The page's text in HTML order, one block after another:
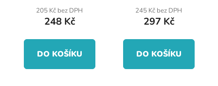
205 Kč bez DPH
248 Kč
DO KOŠÍKU
245 Kč bez DPH
297 Kč
DO KOŠÍKU